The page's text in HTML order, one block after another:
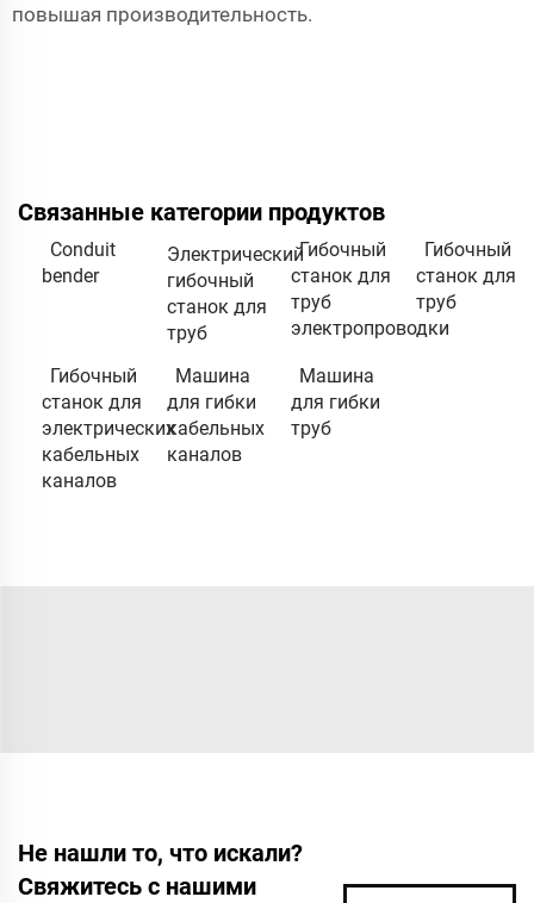
повышая производительность.
Связанные категории продуктов
Conduit
bender
Электрический
гибочный
станок для
труб
Гибочный
станок для
труб
электропроводки
Гибочный
станок для
труб
Гибочный
станок для
электрических
кабельных
каналов
Машина
для гибки
кабельных
каналов
Машина
для гибки
труб
Не нашли то, что искали?
Свяжитесь с нашими